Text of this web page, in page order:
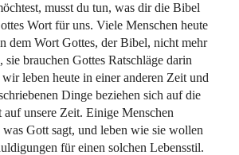
musst du tun, was dir die Bibel
Wort für uns. Viele Menschen heute
dem Wort Gottes, der Bibel, nicht mehr
sie brauchen Gottes Ratschläge darin
leben heute in einer anderen Zeit und
Dinge beziehen sich auf die
unsere Zeit. Einige Menschen
Gott sagt, und leben wie sie wollen
für einen solchen Lebensstil.